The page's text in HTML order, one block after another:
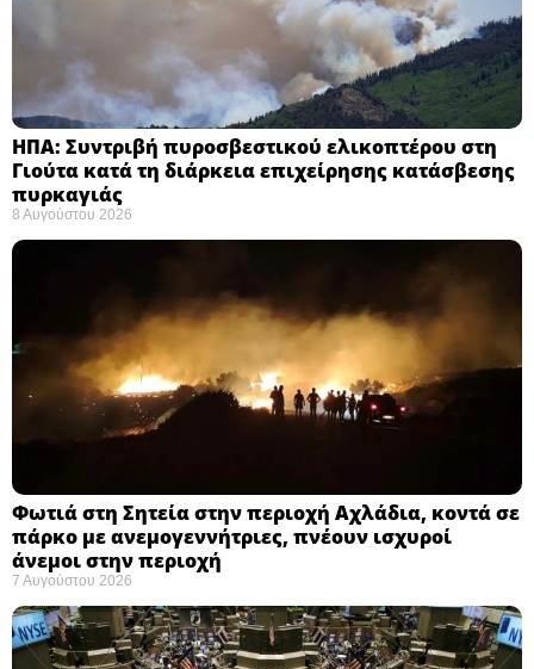
ΗΠΑ: Συντριβή πυροσβεστικού ελικοπτέρου στη
Γιούτα κατά τη διάρκεια επιχείρησης κατάσβεσης
πυρκαγιάς ​
8 Αυγούστου 2026
Φωτιά στη Σητεία στην περιοχή Αχλάδια, κοντά σε
πάρκο με ανεμογεννήτριες, πνέουν ισχυροί
άνεμοι στην περιοχή
7 Αυγούστου 2026